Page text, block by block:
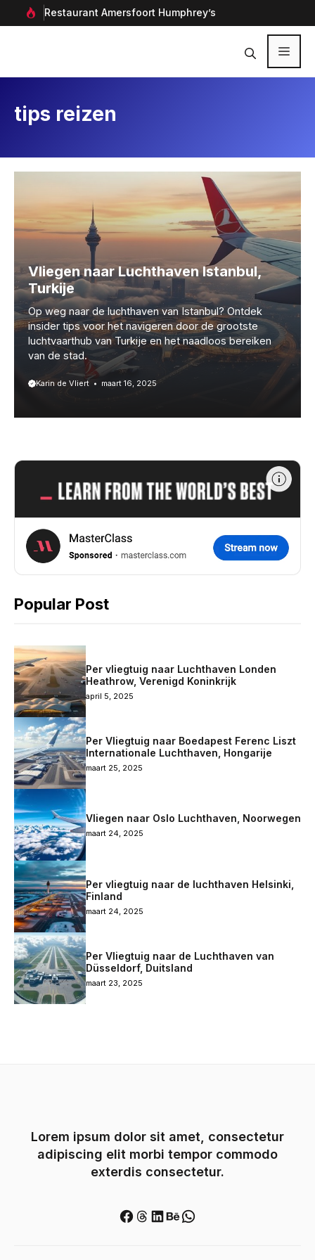
naar
Restaurant Amersfoort Humphrey’s
tips reizen
Vliegen naar Luchthaven Istanbul,
Turkije
Op weg naar de luchthaven van Istanbul? Ontdek
insider tips voor het navigeren door de grootste
luchtvaarthub van Turkije en het naadloos bereiken
van de stad.
Karin de Vliert maart 16, 2025
Popular Post
Per vliegtuig naar Luchthaven Londen
Heathrow, Verenigd Koninkrijk
april 5, 2025
Per Vliegtuig naar Boedapest Ferenc Liszt
Internationale Luchthaven, Hongarije
maart 25, 2025
Vliegen naar Oslo Luchthaven, Noorwegen
maart 24, 2025
Per vliegtuig naar de luchthaven Helsinki,
Finland
maart 24, 2025
Per Vliegtuig naar de Luchthaven van
Düsseldorf, Duitsland
maart 23, 2025
Lorem ipsum dolor sit amet, consectetur
adipiscing elit morbi tempor commodo
exterdis consectetur.
Facebook
Threads
LinkedIn
Behance
WhatsApp